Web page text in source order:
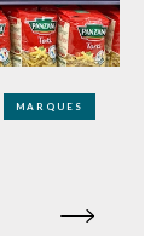
MARQUES